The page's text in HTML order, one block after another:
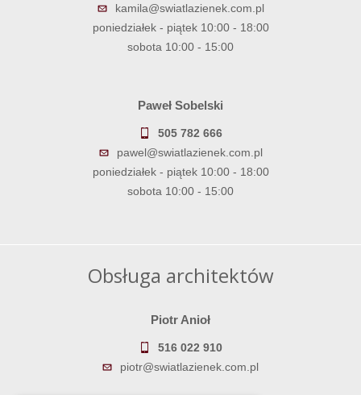
kamila@swiatlazienek.com.pl
poniedziałek - piątek 10:00 - 18:00
sobota 10:00 - 15:00
Paweł Sobelski
505 782 666
pawel@swiatlazienek.com.pl
poniedziałek - piątek 10:00 - 18:00
sobota 10:00 - 15:00
Obsługa architektów
Piotr Anioł
516 022 910
piotr@swiatlazienek.com.pl